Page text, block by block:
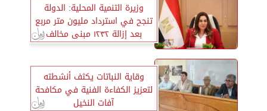
وزيرة التنمية المحلية: الدولة
تنجح في استرداد مليون متر مربع
بعد إزالة ١٢٣٢ مبنى مخالف
وقاية النباتات يكثف أنشطته
لتعزيز الكفاءة الفنية في مكافحة
آفات النخيل